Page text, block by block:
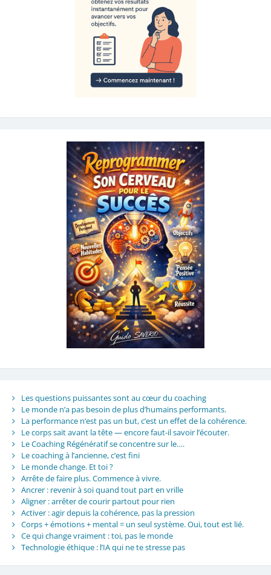
Les questions puissantes sont au cœur du coaching
Le monde n’a pas besoin de plus d’humains performants.
La performance n’est pas un but, c’est un effet de la cohérence.
Le corps sait avant la tête — encore faut-il savoir l’écouter.
Le Coaching Régénératif se concentre sur le….
Le coaching à l’ancienne, c’est fini
Le monde change. Et toi ?
Arrête de faire plus. Commence à vivre.
Ancrer : revenir à soi quand tout part en vrille
Aligner : arrêter de courir partout pour rien
Activer : agir depuis la cohérence, pas la pression
Corps + émotions + mental = un seul système. Oui, tout est lié.
Ce qui change vraiment : toi, pas le monde
Technologie éthique : l’IA qui ne te stresse pas